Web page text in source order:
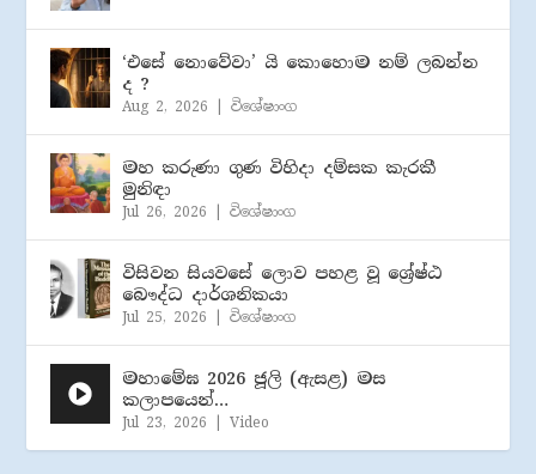
‘එසේ නොවේවා’ යි කොහොම නම් ලබන්න
ද ?
Aug 2, 2026 |විශේෂාංග
මහ කරුණා ගුණ විහිදා දම්සක කැරකී
මුනිඳා
Jul 26, 2026 |විශේෂාංග
විසිවන සියවසේ ලොව පහළ වූ ශ්‍රේෂ්ඨ
බෞද්ධ දාර්ශනිකයා
Jul 25, 2026 |විශේෂාංග
මහාමේඝ 2026 ජූලි (​ඇසළ) මස
කලාපයෙන්…
Jul 23, 2026 |Video